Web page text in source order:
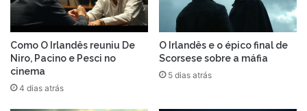
Como O Irlandês reuniu De
Niro, Pacino e Pesci no
cinema
4 dias atrás
O Irlandês e o épico final de
Scorsese sobre a máfia
5 dias atrás